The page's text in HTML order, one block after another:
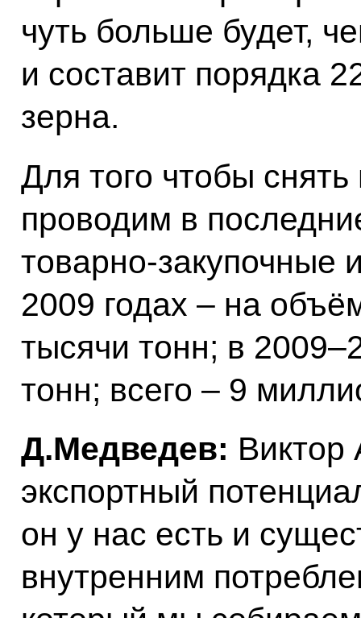
чуть больше будет,
и составит порядка
зерна.
Для того чтобы
проводим в
товарно-закупочные
2009 годах – на
тысячи тонн; в
тонн; всего – 9
Д.Медведев: Виктор
экспортный
он у нас есть и
внутренним